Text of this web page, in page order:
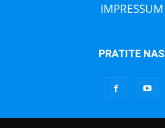
IMPRESSUM
PRATITE NAS